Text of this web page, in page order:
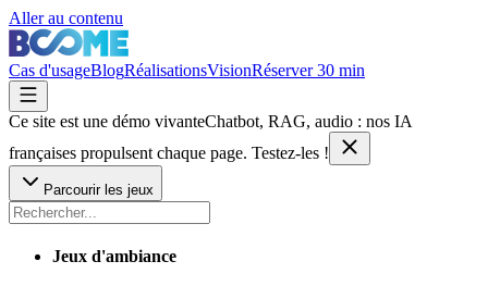
Aller au contenu
Cas d'usageBlogRéalisationsVisionRéserver 30 min
Ce site est une démo vivanteChatbot, RAG, audio : nos IA
françaises propulsent chaque page. Testez-les !
Parcourir les jeux
Jeux d'ambiance